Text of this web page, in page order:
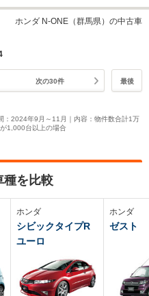
ホンダ N-ONE（群馬県）の中古車
次の30件 最後
：2024年9月～11月｜内容：物件数合計1万
1,000台以上の場合
種を比較
ホンダ
シビックタイプR
ユーロ
ホンダ
ゼスト